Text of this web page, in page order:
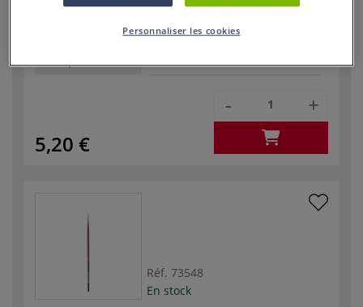
1
5,20 €
- +
Réf. 73548
En stock
Personnaliser les cookies